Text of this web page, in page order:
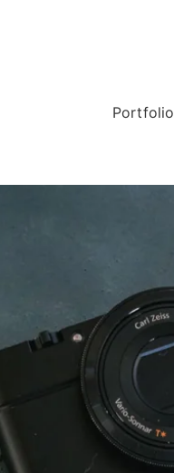
Portfolio